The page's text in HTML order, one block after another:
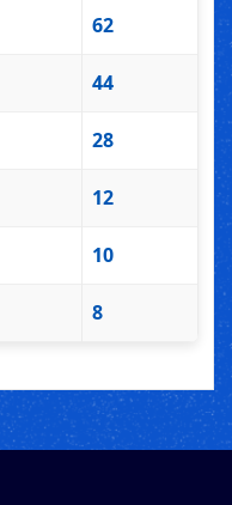
62
44
28
12
10
8